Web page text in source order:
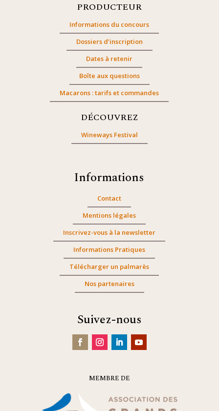
PRODUCTEUR
Informations du concours
Dossiers d’inscription
Dates à retenir
Boîte aux questions
Macarons : tarifs et commandes
DÉCOUVREZ
Wineways Festival
Informations
Contact
Mentions légales
Inscrivez-vous à la newsletter
Informations Pratiques
Télécharger un palmarès
Nos partenaires
Suivez-nous
MEMBRE DE